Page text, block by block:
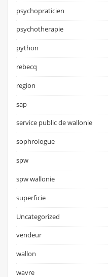
psychopraticien
psychotherapie
python
rebecq
region
sap
service public de wallonie
sophrologue
spw
spw wallonie
superficie
Uncategorized
vendeur
wallon
wavre